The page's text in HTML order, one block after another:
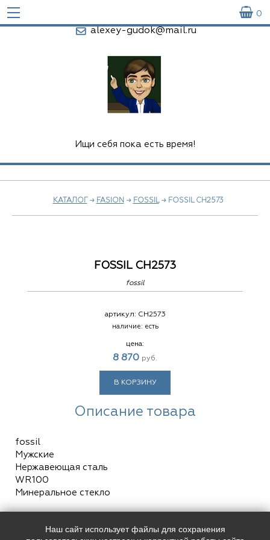
 0
alexey-gudok@mail.ru
Ищи себя пока есть время!
КАТАЛОГ → FASION → FOSSIL→ FOSSIL CH2573
FOSSIL CH2573
fossil
артикул: CH2573
наличие: есть
цена:
8 870 руб.
В КОРЗИНУ
Описание товара
fossil
Мужские
Нержавеющая сталь
WR100
Минеральное стекло
Наш сайт использует файлы для сохранения